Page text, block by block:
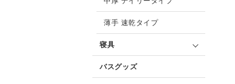
薄手 速乾タイプ
寝具
バスグッズ